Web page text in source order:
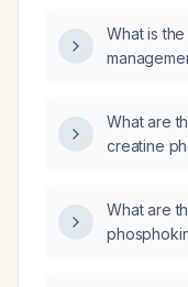
What is
What are
creatine
What are